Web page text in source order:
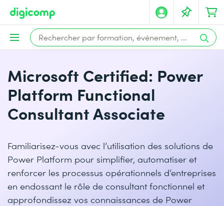
Microsoft Certified: Power
Platform Functional
Consultant Associate
Familiarisez-vous avec l’utilisation des solutions de
Power Platform pour simplifier, automatiser et
renforcer les processus opérationnels d’entreprises
en endossant le rôle de consultant fonctionnel et
approfondissez vos connaissances de Power